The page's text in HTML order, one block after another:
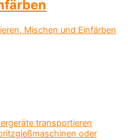
Mischen und Einfärben
transportieren
oder